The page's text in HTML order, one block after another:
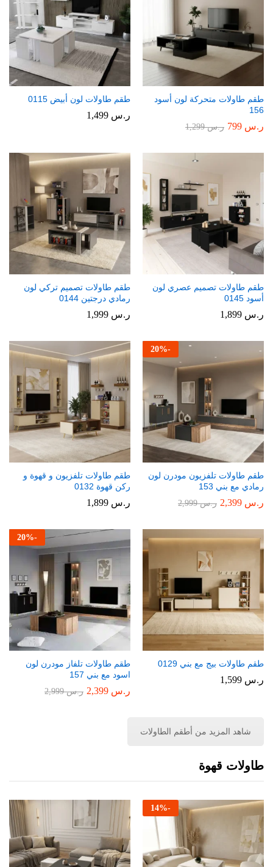
طقم طاولات متحركة لون أسود
156
ر.س ر.س1,299
طقم طاولات لون أبيض 0115
ر.س
طقم طاولات تصميم عصري لون
أسود 0145
ر.س
طقم طاولات تصميم تركي لون
رمادي درجتين 0144
ر.س
-
20%
طقم طاولات تلفزيون مودرن لون
رمادي مع بني 153
ر.س ر.س2,999
طقم طاولات تلفزيون و قهوة و
ركن قهوة 0132
ر.س
طقم طاولات بيج مع بني 0129
ر.س
-
20%
طقم طاولات تلفاز مودرن لون
اسود مع بني 157
ر.س ر.س2,999
شاهد المزيد من أطقم الطاولات
طاولات قهوة
-
14%